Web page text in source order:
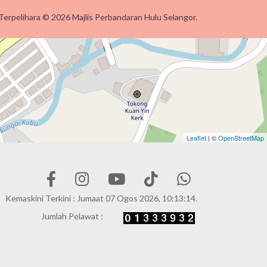
© 2026 Majlis Perbandaran Hulu Selangor.
Leaflet | ©OpenStreetMap
Kemaskini Terkini : Jumaat 07 Ogos 2026, 10:13:14.
Jumlah Pelawat :